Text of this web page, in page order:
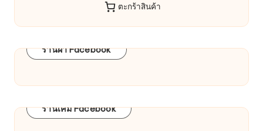
ตะกร้าสินค้า
ร้านผ้า Facebook
ร้านเคมี Facebook